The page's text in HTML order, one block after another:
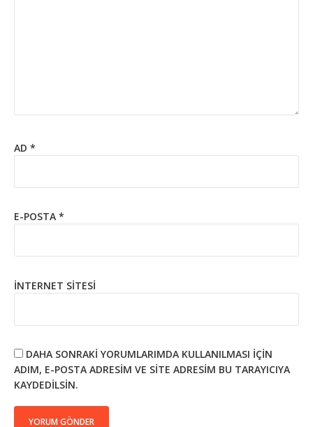
AD *
E-POSTA *
İNTERNET SITESI
DAHA SONRAKI YORUMLARIMDA KULLANILMASI IÇIN
ADIM, E-POSTA ADRESIM VE SITE ADRESIM BU TARAYICIYA
KAYDEDILSIN.